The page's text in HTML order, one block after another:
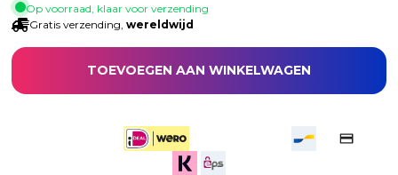
Op voorraad, klaar voor verzending
Gratis verzending, wereldwijd
TOEVOEGEN AAN WINKELWAGEN